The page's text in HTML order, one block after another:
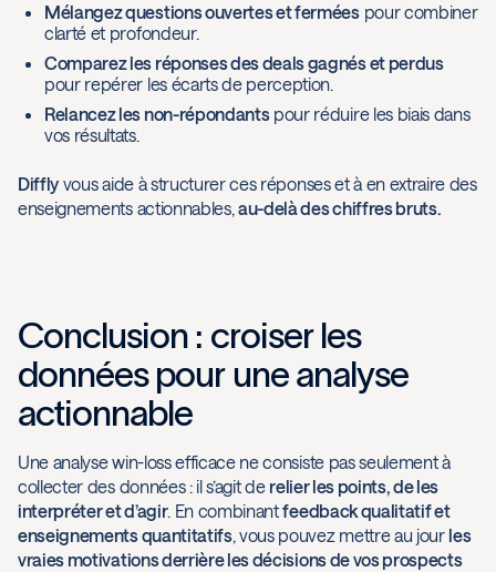
Mélangez questions ouvertes et ferméespour combiner
clarté et profondeur.
Comparez les réponses des deals gagnés et perdus
pour repérer les écarts de perception.
Relancez les non-répondantspour réduire les biais dans
vos résultats.
Diffly vous aide à structurer ces réponses et à en extraire des
enseignements actionnables,au-delà des chiffres bruts.
Conclusion : croiser les
données pour une analyse
actionnable
Une analyse win-loss efficace ne consiste pas seulement à
collecter des données : il s’agit de relier les points, de les
interpréter et d’agir. En combinantfeedback qualitatif et
enseignements quantitatifs, vous pouvez mettre au jour les
vraies motivations derrière les décisions de vos prospects